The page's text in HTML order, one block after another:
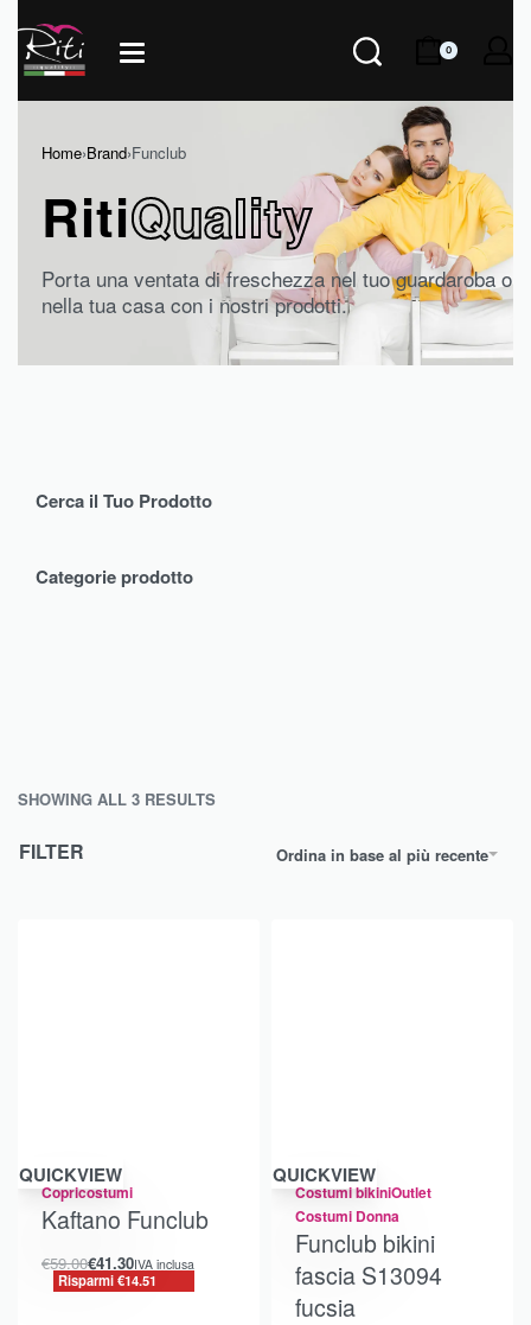
0
Home›Brand›Funclub
RitiQuality
Porta una ventata di freschezza nel tuo guardaroba o
nella tua casa con i nostri prodotti.
Cerca il Tuo Prodotto
Categorie prodotto
SHOWING ALL 3 RESULTS
Ordina in base al più recente
FILTER
Risparmi €14.51
QUICKVIEW
Copricostumi
Kaftano Funclub
€59.00€41.30IVA inclusa
Risparmi €14.51
Risparmi €28.28
QUICKVIEW
Costumi bikiniOutlet
Costumi Donna
Funclub bikini
fascia S13094
fucsia